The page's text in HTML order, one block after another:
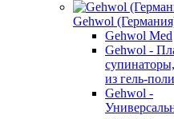
Gehwol
Gehwol Med
Gehwol -
из гель-
Gehwol -